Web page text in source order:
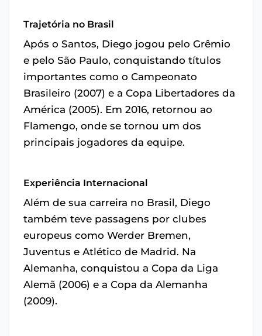
Trajetória no Brasil
Após o Santos, Diego jogou pelo Grêmio
e pelo São Paulo, conquistando títulos
importantes como o Campeonato
Brasileiro (2007) e a Copa Libertadores da
América (2005). Em 2016, retornou ao
Flamengo, onde se tornou um dos
principais jogadores da equipe.
Experiência Internacional
Além de sua carreira no Brasil, Diego
também teve passagens por clubes
europeus como Werder Bremen,
Juventus e Atlético de Madrid. Na
Alemanha, conquistou a Copa da Liga
Alemã (2006) e a Copa da Alemanha
(2009).